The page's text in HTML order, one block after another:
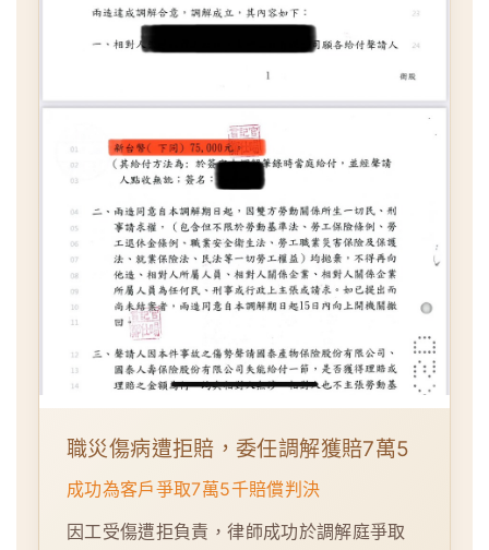
職災傷病遭拒賠，委任調解獲賠7萬5
成功為客戶爭取7萬5千賠償判決
因工受傷遭拒負責，律師成功於調解庭爭取